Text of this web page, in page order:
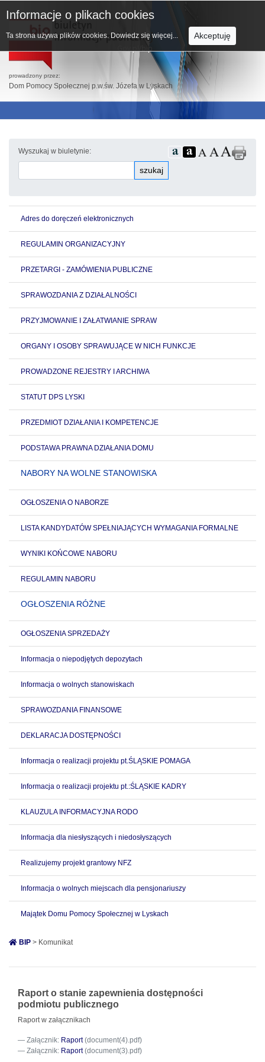
prowadzony przez:
Dom Pomocy Społecznej p.w.św. Józefa w Lyskach
Wyszukaj w biuletynie:
szukaj
Adres do doręczeń elektronicznych
REGULAMIN ORGANIZACYJNY
PRZETARGI - ZAMÓWIENIA PUBLICZNE
SPRAWOZDANIA Z DZIAŁALNOŚCI
PRZYJMOWANIE I ZAŁATWIANIE SPRAW
ORGANY I OSOBY SPRAWUJĄCE W NICH FUNKCJE
PROWADZONE REJESTRY I ARCHIWA
STATUT DPS LYSKI
PRZEDMIOT DZIAŁANIA I KOMPETENCJE
PODSTAWA PRAWNA DZIAŁANIA DOMU
NABORY NA WOLNE STANOWISKA
OGŁOSZENIA O NABORZE
LISTA KANDYDATÓW SPEŁNIAJĄCYCH WYMAGANIA FORMALNE
WYNIKI KOŃCOWE NABORU
REGULAMIN NABORU
OGŁOSZENIA RÓŻNE
OGŁOSZENIA SPRZEDAŻY
Informacja o niepodjętych depozytach
Informacja o wolnych stanowiskach
SPRAWOZDANIA FINANSOWE
DEKLARACJA DOSTĘPNOŚCI
Informacja o realizacji projektu pt.ŚLĄSKIE POMAGA
Informacja o realizacji projektu pt.:ŚLĄSKIE KADRY
KLAUZULA INFORMACYJNA RODO
Informacja dla niesłyszących i niedosłyszących
Realizujemy projekt grantowy NFZ
Informacja o wolnych miejscach dla pensjonariuszy
Majątek Domu Pomocy Społecznej w Lyskach
BIP > Komunikat
Raport o stanie zapewnienia dostępności
podmiotu publicznego
Raport w załącznikach
Załącznik: Raport(document(4).pdf)
Załącznik: Raport(document(3).pdf)
Informacje o plikach cookies
Ta strona używa plików cookies. Dowiedz się więcej... Akceptuję